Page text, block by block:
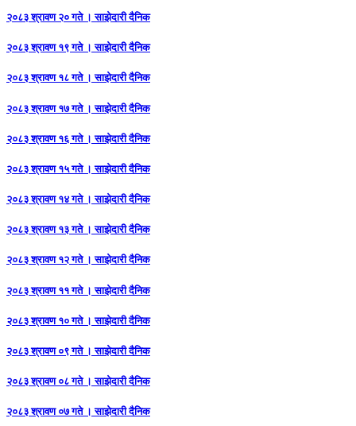
२०८३ श्रावण २० गते । साझेदारी दैनिक
२०८३ श्रावण १९ गते । साझेदारी दैनिक
२०८३ श्रावण १८ गते । साझेदारी दैनिक
२०८३ श्रावण १७ गते । साझेदारी दैनिक
२०८३ श्रावण १६ गते । साझेदारी दैनिक
२०८३ श्रावण १५ गते । साझेदारी दैनिक
२०८३ श्रावण १४ गते । साझेदारी दैनिक
२०८३ श्रावण १३ गते । साझेदारी दैनिक
२०८३ श्रावण १२ गते । साझेदारी दैनिक
२०८३ श्रावण ११ गते । साझेदारी दैनिक
२०८३ श्रावण १० गते । साझेदारी दैनिक
२०८३ श्रावण ०९ गते । साझेदारी दैनिक
२०८३ श्रावण ०८ गते । साझेदारी दैनिक
२०८३ श्रावण ०७ गते । साझेदारी दैनिक